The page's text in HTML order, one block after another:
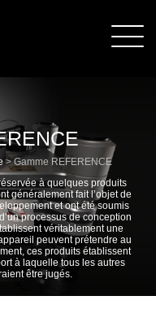
>Gamme REFERENCE
à quelques produits
généralement fait l’objet de
et ont été soumis
processus de conception
véritablement une
peuvent prétendre au
ces produits établissent
à laquelle tous les autres
être jugés.